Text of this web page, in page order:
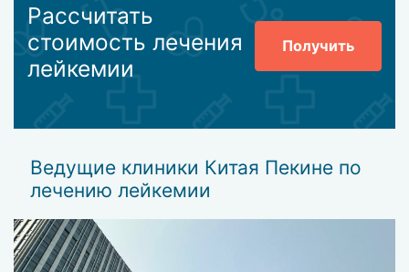
Рассчитать
стоимость лечения
лейкемии
Получить
Ведущие клиники Китая Пекине по
лечению лейкемии